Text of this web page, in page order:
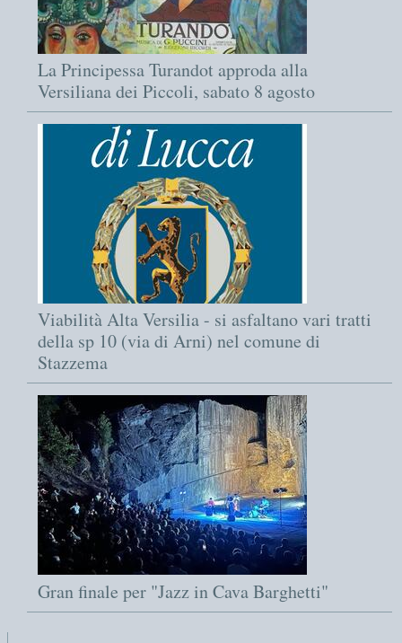
La Principessa Turandot approda alla
Versiliana dei Piccoli, sabato 8 agosto
Viabilità Alta Versilia - si asfaltano vari tratti
della sp 10 (via di Arni) nel comune di
Stazzema
Gran finale per "Jazz in Cava Barghetti"